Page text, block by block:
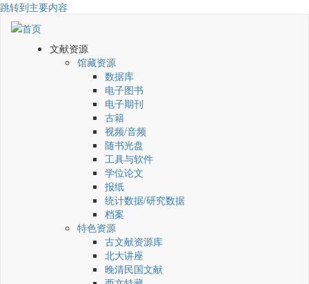
跳转到主要内容
文献资源
馆藏资源
数据库
电子图书
电子期刊
古籍
视频/音频
随书光盘
工具与软件
学位论文
报纸
统计数据/研究数据
档案
特色资源
古文献资源库
北大讲座
晚清民国文献